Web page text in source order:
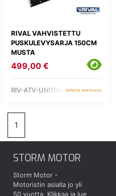
RIVAL VAHVISTETTU
PUSKULEVYSARJA 150CM
MUSTA
499,00 €
RIV-ATV-UNI150B tarkista saatavuus
1
STORM MOTOR
Storm Motor -
Motoristin asialla jo yli
50 vuotta. Klikkaa ja lue